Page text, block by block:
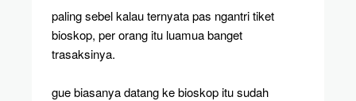
paling sebel kalau ternyata pas ngantri tiket
bioskop, per orang itu luamua banget
trasaksinya.
gue biasanya datang ke bioskop itu sudah